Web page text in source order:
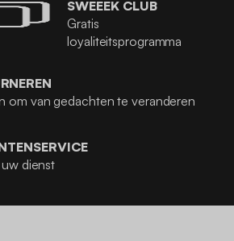
SWEEEK CLUB
Gratis
loyaliteitsprogramma
om van gedachten te veranderen
dienst